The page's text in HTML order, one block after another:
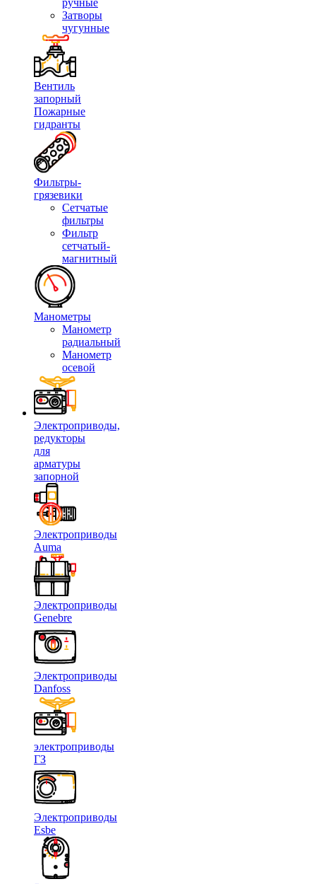
ручные
Затворы
чугунные
Вентиль
запорный
Пожарные
гидранты
Фильтры-
грязевики
Сетчатые
фильтры
Фильтр
сетчатый-
магнитный
Манометры
Манометр
радиальный
Манометр
осевой
Электроприводы,
редукторы
для
арматуры
запорной
Электроприводы
Auma
Электроприводы
Genebre
Электроприводы
Danfoss
электроприводы
ГЗ
Электроприводы
Esbe